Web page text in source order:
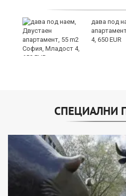
дава под
4, 650 EUR
СПЕЦИАЛНИ